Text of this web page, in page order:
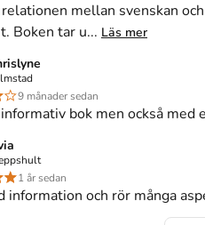
, 4 uppl.
språk
uppl.
mellan svenskan
Boken tar u... Läs mer
9 månader sedan
bok men också med
1 år sedan
information och rör många